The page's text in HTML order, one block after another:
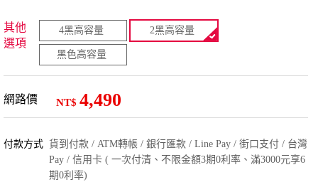
其他
選項
4黑高容量 2黑高容量
黑色高容量
網路價 NT$ 4,490
付款方式 貨到付款 / ATM轉帳 / 銀行匯款 / Line Pay / 街口支付 / 台灣
Pay / 信用卡 ( 一次付清、不限金額3期0利率、滿3000元享6
期0利率)